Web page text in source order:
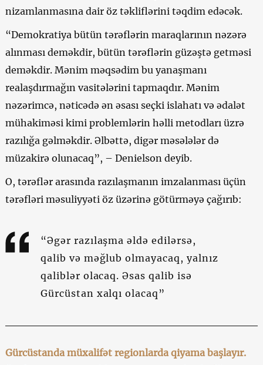
nizamlanmasına dair öz təkliflərini təqdim edəcək.
“Demokratiya bütün tərəflərin maraqlarının nəzərə
alınması deməkdir, bütün tərəflərin güzəştə getməsi
deməkdir. Mənim məqsədim bu yanaşmanı
realaşdırmağın vasitələrini tapmaqdır. Mənim
nəzərimcə, nəticədə ən əsası seçki islahatı və ədalət
mühakiməsi kimi problemlərin həlli metodları üzrə
razılığa gəlməkdir. Əlbəttə, digər məsələlər də
müzakirə olunacaq”, – Denielson deyib.
O, tərəflər arasında razılaşmanın imzalanması üçün
tərəfləri məsuliyyəti öz üzərinə götürməyə çağırıb:
“Əgər razılaşma əldə edilərsə,
qalib və məğlub olmayacaq, yalnız
qaliblər olacaq. Əsas qalib isə
Gürcüstan xalqı olacaq”
Gürcüstanda müxalifət regionlarda qiyama başlayır.